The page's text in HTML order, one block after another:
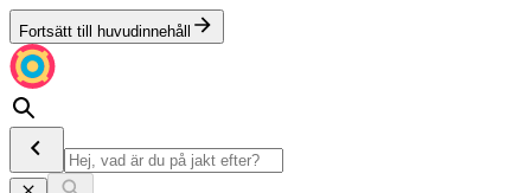
Fortsätt till huvudinnehåll